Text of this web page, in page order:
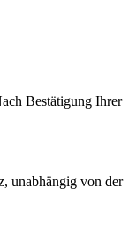
Bestätigung Ihrer
unabhängig von der